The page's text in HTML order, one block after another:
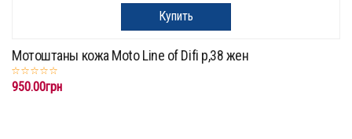
Купить
Мотоштаны кожа Moto Line of Difi p,38 жен
950.00грн